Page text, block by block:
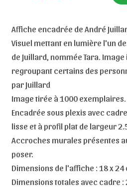
Affiche encadrée de André
Visuel mettant en lumière l'un
de Juillard, nommée Tara.
regroupant certains des
par Juillard
Image tirée à 1000 exemplaires.
Encadrée sous plexis avec
lisse et à profil plat de largeur
Accroches murales présentes
poser.
Dimensions de l'affiche : 18 x 24
Dimensions totales avec cadre :